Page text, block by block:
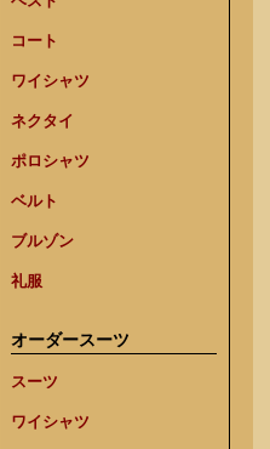
コート
ワイシャツ
ネクタイ
ポロシャツ
ベルト
ブルゾン
礼服
オーダースーツ
スーツ
ワイシャツ